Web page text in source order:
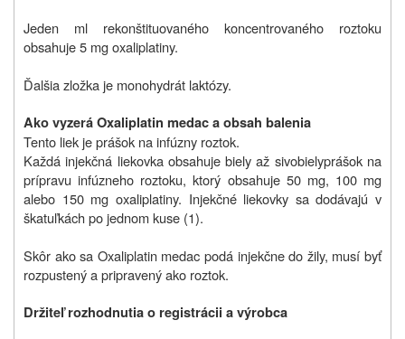
Jeden ml rekonštituovaného koncentrovaného roztoku
obsahuje 5 mg oxaliplatiny.
Ďalšia zložka je monohydrát laktózy.
Ako vyzerá Oxaliplatin medac a obsah balenia
Tento liek je prášok na infúzny roztok.
Každá injekčná liekovka obsahuje biely až sivobielyprášok na
prípravu infúzneho roztoku, ktorý obsahuje 50 mg, 100 mg
alebo 150 mg oxaliplatiny. Injekčné liekovky sa dodávajú v
škatuľkách po jednom kuse (1).
Skôr ako sa Oxaliplatin medac podá injekčne do žily, musí byť
rozpustený a pripravený ako roztok.
Držiteľ rozhodnutia o registrácii a výrobca